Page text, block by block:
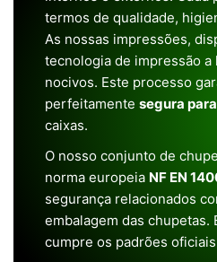
termos de qualidade,
As nossas impressões,
tecnologia de impressão
nocivos. Este processo
perfeitamente segura
caixas.
O nosso conjunto de
norma europeia NF EN
segurança relacionados
embalagem das chupetas.
cumpre os padrões